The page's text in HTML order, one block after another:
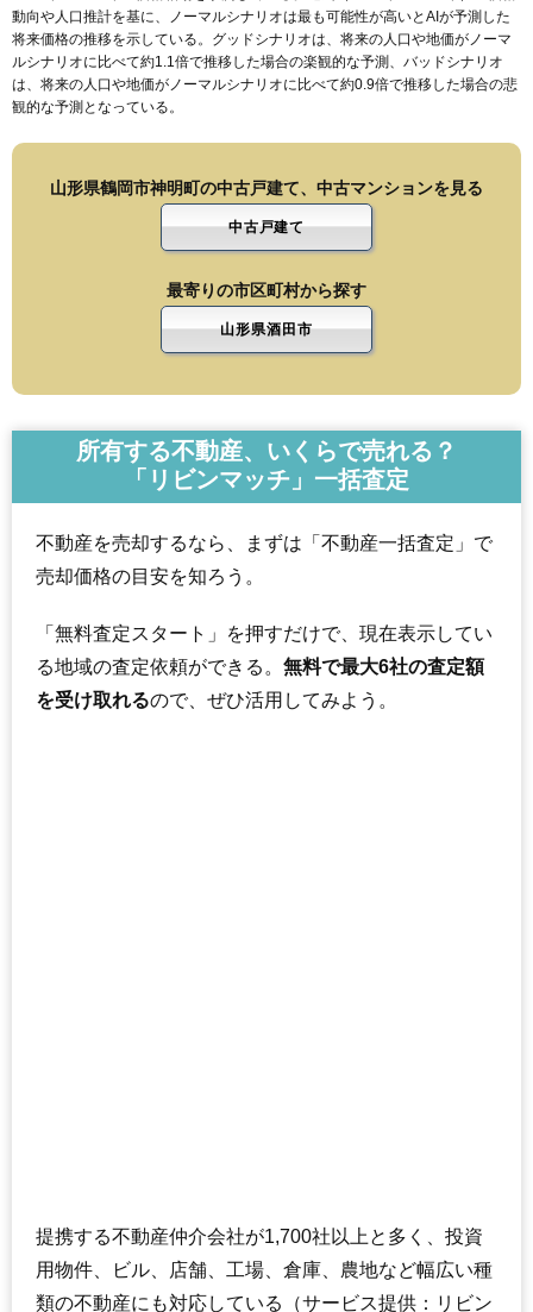
動向や人口推計を基に、ノーマルシナリオは最も可能性が高いとAIが予測した
将来価格の推移を示している。グッドシナリオは、将来の人口や地価がノーマ
ルシナリオに比べて約1.1倍で推移した場合の楽観的な予測、バッドシナリオ
は、将来の人口や地価がノーマルシナリオに比べて約0.9倍で推移した場合の悲
観的な予測となっている。
山形県鶴岡市神明町の中古戸建て、中古マンションを見る
中古戸建て
最寄りの市区町村から探す
山形県酒田市
所有する不動産、いくらで売れる？
「リビンマッチ」一括査定
不動産を売却するなら、まずは「不動産一括査定」で
売却価格の目安を知ろう。
「無料査定スタート」を押すだけで、現在表示してい
る地域の査定依頼ができる。 無料で最大6社の査定額
を受け取れるので、ぜひ活用してみよう。
提携する不動産仲介会社が1,700社以上と多く、投資
用物件、ビル、店舗、工場、倉庫、農地など幅広い種
類の不動産にも対応している（サービス提供：リビン